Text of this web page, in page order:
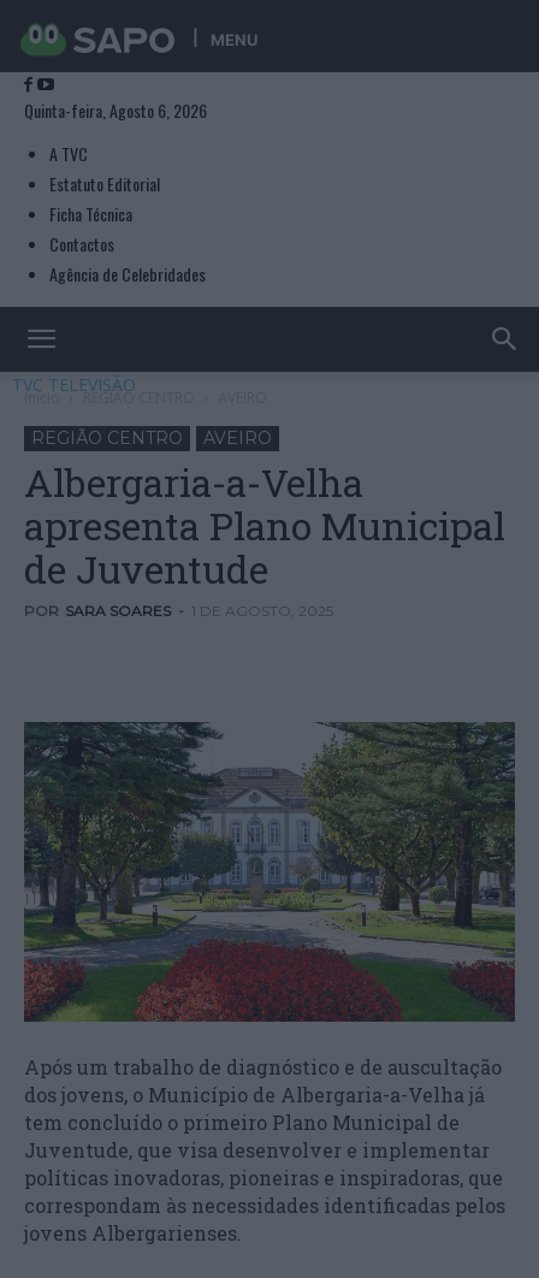
MENU
Quinta-feira, Agosto 6, 2026
A TVC
Estatuto Editorial
Ficha Técnica
Contactos
Agência de Celebridades
TVC TELEVISÃO
Início REGIÃO CENTRO
REGIÃO CENTRO AVEIRO
Albergaria-a-Velha
apresenta Plano Municipal
de Juventude
POR SARA SOARES - 1 DE AGOSTO, 2025
Após um trabalho de diagnóstico e de auscultação
dos jovens, o Município de Albergaria-a-Velha já
tem concluído o primeiro Plano Municipal de
Juventude, que visa desenvolver e implementar
políticas inovadoras, pioneiras e inspiradoras, que
correspondam às necessidades identificadas pelos
jovens Albergarienses.